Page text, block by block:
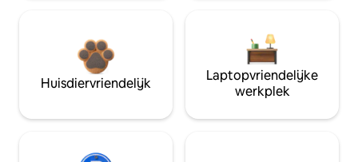
Huisdiervriendelijk
Laptopvriendelijke
werkplek